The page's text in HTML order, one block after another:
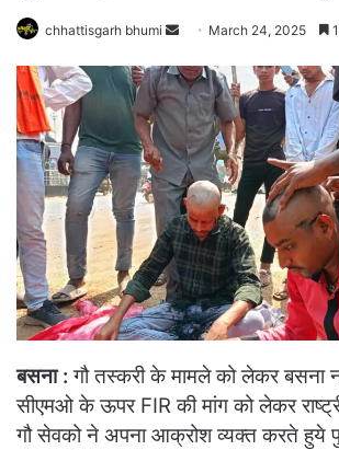
chhattisgarh bhumi
Send
email
March 24, 2025
बसना :गौ तस्करी के मामले को लेकर बसना
सीएमओ के ऊपर FIR की मांग को लेकर
गौ सेवको ने अपना आक्रोश व्यक्त करते हुये